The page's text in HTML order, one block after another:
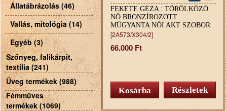
Állatábrázolás (46)
Vallás, mitológia (14)
Egyéb (3)
Szőnyeg, falikárpit,
textília (241)
Üveg termékek (988)
Fémműves
termékek (1069)
FEKETE GÉZA : TÖRÖLKÖZŐ
NŐ BRONZÍROZOTT
MŰGYANTA NŐI AKT SZOBOR
35 CM
[2A573/X304/2]
66.000 Ft
Részletek